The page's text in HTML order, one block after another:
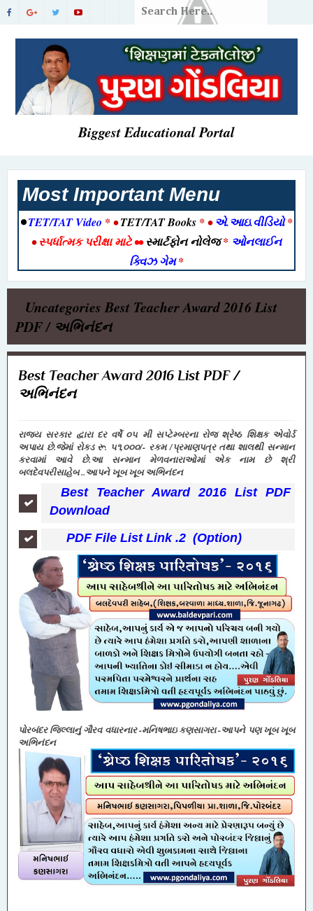
Biggest Educational Portal
Most Important Menu
•TET/TAT Video * •TET/TAT Books * •એ.આઇ.વીડિયો*
•સ્પર્ધાત્મક પરીક્ષા માટે••સ્માર્ટફોન નોલેજ* ઓનલાઈન
ક્વિઝ ગેમ*
Uncategories Best Teacher Award 2016 List
PDF / અભિનંદન
Best Teacher Award 2016 List PDF /
અભિનંદન
રાજ્ય સરકાર દ્વારા દર વર્ષે ૦૫ મી સપ્ટેમ્બરના રોજ શ્રેષ્ઠ શિક્ષક એવોર્ડ
અપાય છે.જેમાં રોકડ રૂ. ૫૧,૦૦૦/- રકમ /પ્રમાણપત્ર તથા શાલથી સન્માન
કરવામાં આવે છે.આ સન્માન મેળવનારાઓમાં એક નામ છે શ્રી
બલદેવપરીસાહેબ ..આપને ખૂબ ખૂબ અભિનંદન
Best Teacher Award 2016 List PDF
Download
PDF File List Link .2 (Option)
પોરબંદર જિલ્લાનું ગૌરવ વધારનાર -મનિષભાઇ કણસાગરા -આપને પણ ખૂબ ખૂબ
અભિનંદન